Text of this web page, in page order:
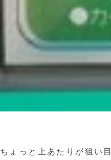
ちょっと上あたりが狙